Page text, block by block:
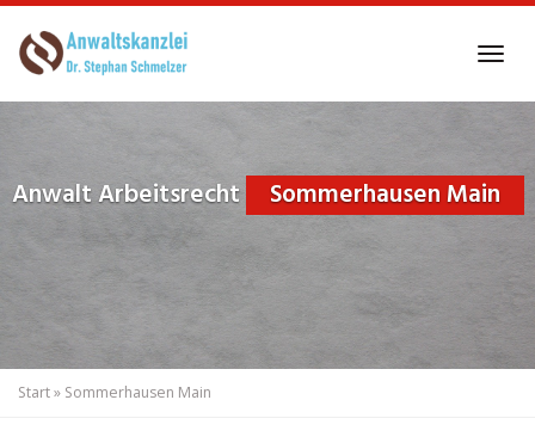
to
Anwalt Arbeitsrecht Sommerhausen Main
Start» Sommerhausen Main